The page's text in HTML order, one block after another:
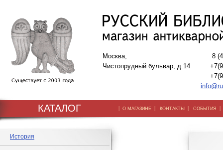
Москва,
Чистопрудный бульвар, д.14
8
КАТАЛОГ | О МАГАЗИНЕ | КОНТАКТЫ | СОБЫТИЯ
История